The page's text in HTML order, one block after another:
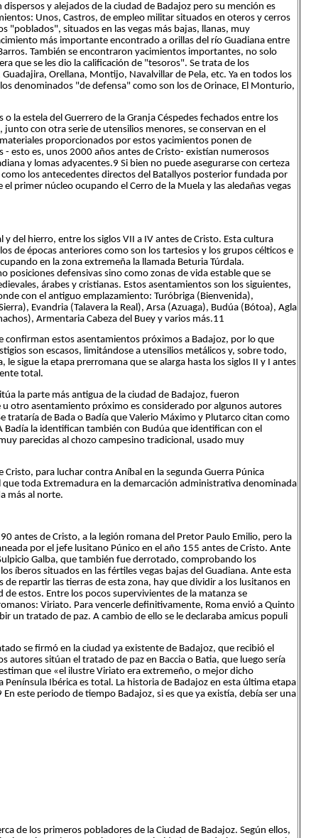
y alejados de la ciudad de Badajoz pero su mención es
Unos, Castros, de empleo militar situados en oteros y cerros
"poblados", situados en las vegas más bajas, llanas, muy
más importante encontrado a orillas del río Guadiana entre
También se encontraron yacimientos importantes, no solo
que se les dio la calificación de "tesoros". Se trata de los
Orellana, Montijo, Navalvillar de Pela, etc. Ya en todos los
denominados "de defensa" como son los de Orinace, El Monturio,
la estela del Guerrero de la Granja Céspedes fechados entre los
con otra serie de utensilios menores, se conservan en el
proporcionados por estos yacimientos ponen de
esto es, unos 2000 años antes de Cristo- existían numerosos
y lomas adyacentes.9 Si bien no puede asegurarse con certeza
los antecedentes directos del Batallyos posterior fundada por
primer núcleo ocupando el Cerro de la Muela y las aledañas vegas
y del hierro, entre los siglos VII a IV antes de Cristo. Esta cultura
de épocas anteriores como son los tartesios y los grupos célticos e
en la zona extremeña la llamada Beturia Túrdala.
posiciones defensivas sino como zonas de vida estable que se
árabes y cristianas. Estos asentamientos son los siguientes,
con el antiguo emplazamiento: Turóbriga (Bienvenida),
Evandria (Talavera la Real), Arsa (Azuaga), Budúa (Bótoa), Agla
Armentaria Cabeza del Buey y varios más.11
confirman estos asentamientos próximos a Badajoz, por lo que
son escasos, limitándose a utensilios metálicos y, sobre todo,
sigue la etapa prerromana que se alarga hasta los siglos II y I antes
total.
la parte más antigua de la ciudad de Badajoz, fueron
otro asentamiento próximo es considerado por algunos autores
trataría de Bada o Badía que Valerio Máximo y Plutarco citan como
la identifican también con Budúa que identifican con el
parecidas al chozo campesino tradicional, usado muy
para luchar contra Aníbal en la segunda Guerra Púnica
toda Extremadura en la demarcación administrativa denominada
más al norte.
antes de Cristo, a la legión romana del Pretor Paulo Emilio, pero la
por el jefe lusitano Púnico en el año 155 antes de Cristo. Ante
Galba, que también fue derrotado, comprobando los
íberos situados en las fértiles vegas bajas del Guadiana. Ante esta
repartir las tierras de esta zona, hay que dividir a los lusitanos en
estos. Entre los pocos supervivientes de la matanza se
Viriato. Para vencerle definitivamente, Roma envió a Quinto
un tratado de paz. A cambio de ello se le declaraba amicus populi
se firmó en la ciudad ya existente de Badajoz, que recibió el
autores sitúan el tratado de paz en Baccia o Batia, que luego sería
que «el ilustre Viriato era extremeño, o mejor dicho
Ibérica es total. La historia de Badajoz en esta última etapa
este periodo de tiempo Badajoz, si es que ya existía, debía ser una
de los primeros pobladores de la Ciudad de Badajoz. Según ellos,